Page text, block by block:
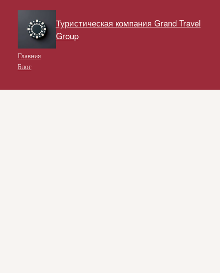
Туристическая компания Grand Travel
Group
Главная
Блог